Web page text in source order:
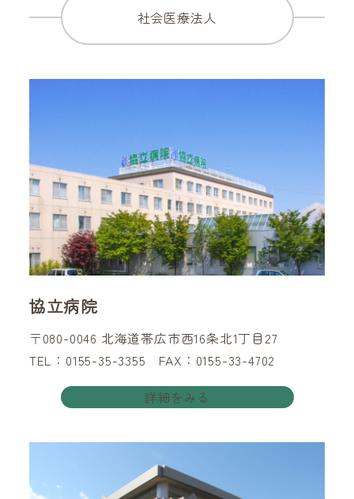
社会医療法人
協立病院
〒080-0046 北海道帯広市西16条北1丁目27
TEL：0155-35-3355 FAX：0155-33-4702
詳細をみる